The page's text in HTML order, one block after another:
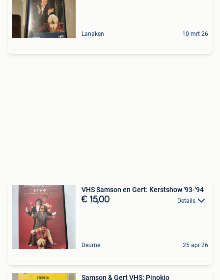
Lanaken 10 mrt 26
VHS Samson en Gert: Kerstshow '93-'94
€ 15,00 Details
Deurne 25 apr 26
Samson & Gert VHS: Pinokio